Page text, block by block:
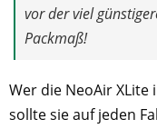
vor der viel
Packmaß!
Wer die NeoAir
sollte sie auf jeden